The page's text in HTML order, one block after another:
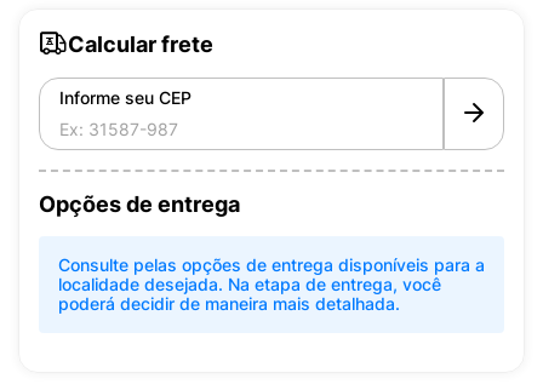
Calcular frete
Informe seu CEP
Opções de entrega
Consulte pelas opções de entrega disponíveis para a
localidade desejada. Na etapa de entrega, você
poderá decidir de maneira mais detalhada.